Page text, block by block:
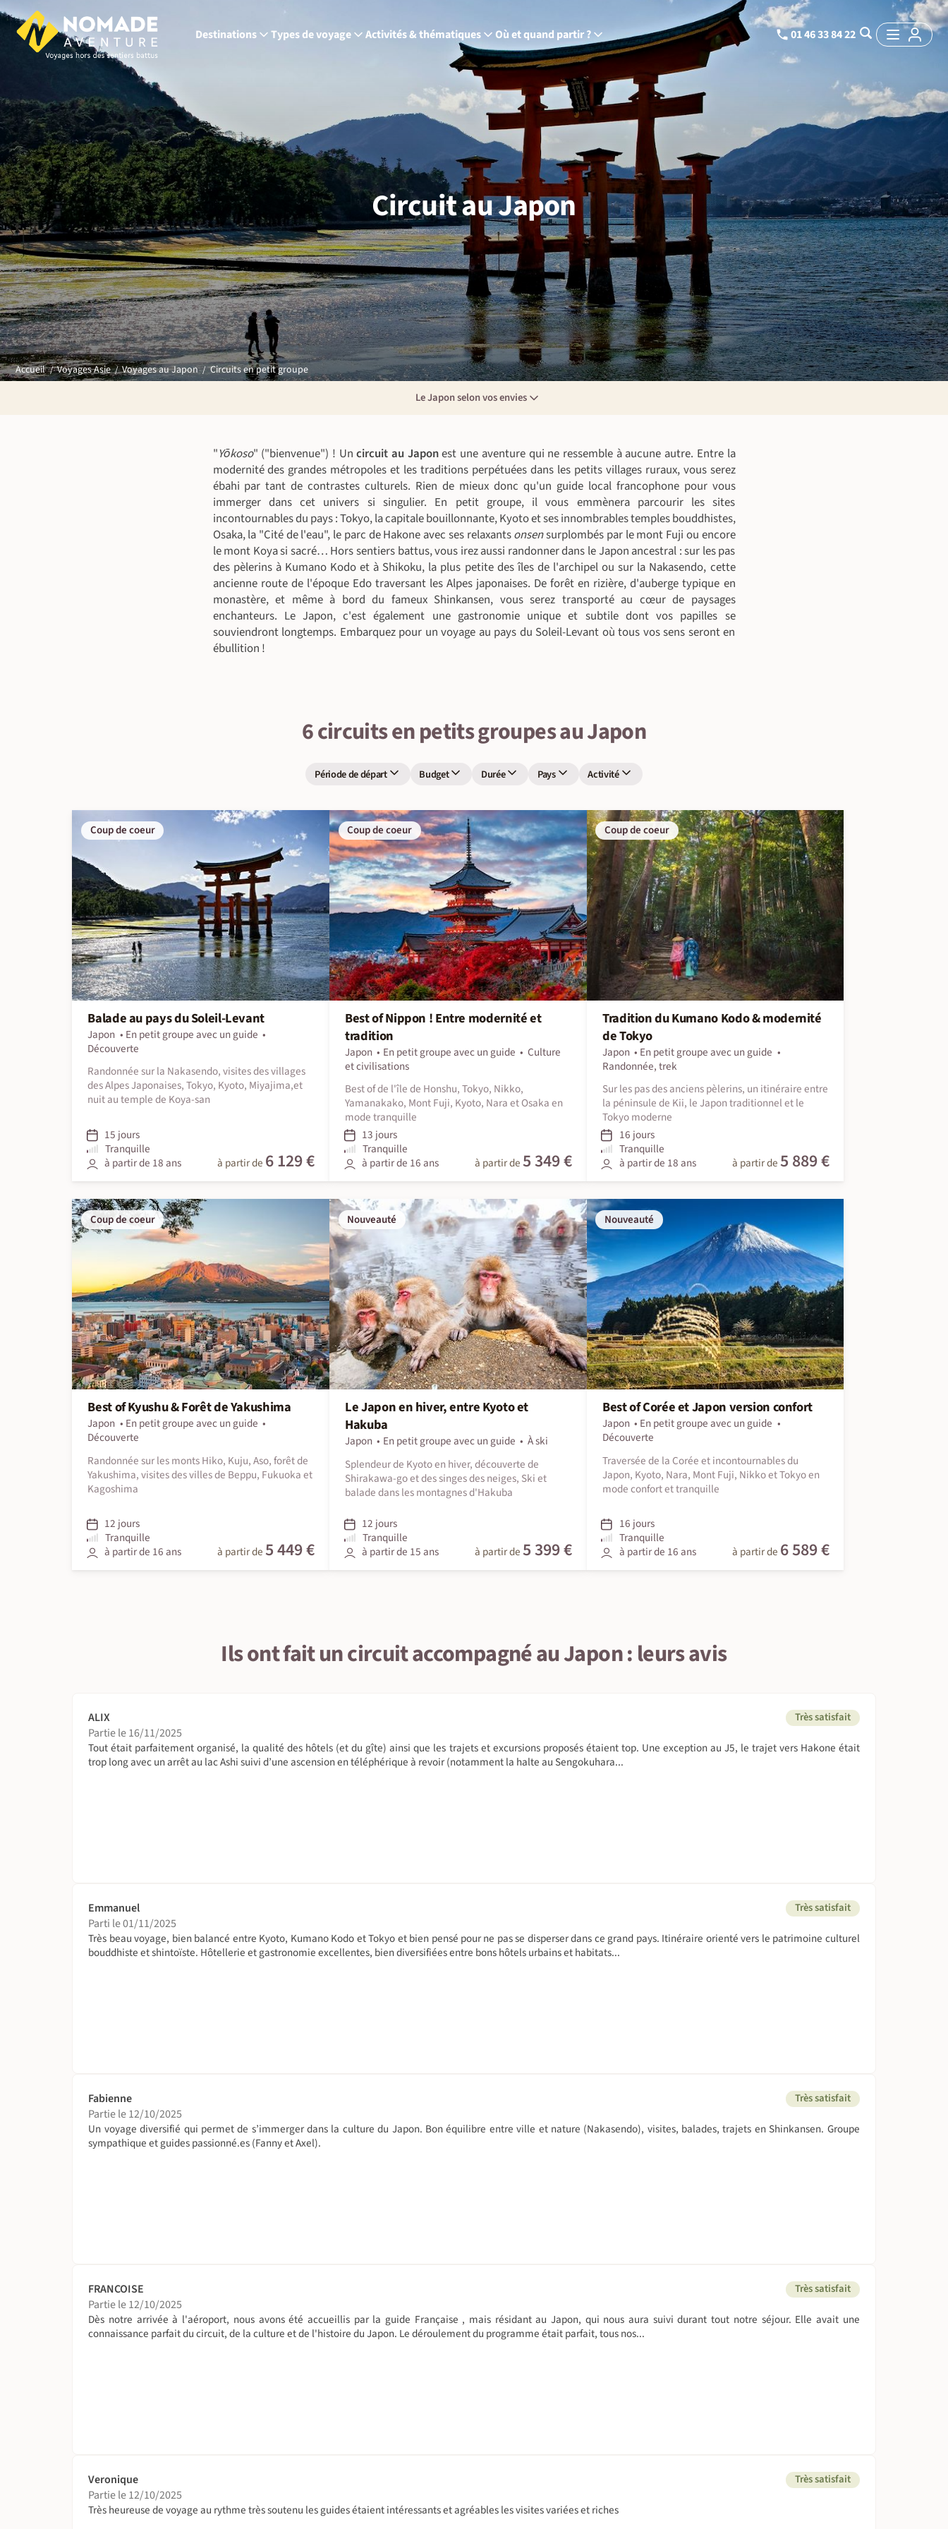
Destinations Types de voyage Activités & thématiques Où et quand partir ? 01 46 33 84 22
Circuit au Japon
Accueil Voyages Asie Voyages au Japon Circuits en petit groupe
Le Japon selon vos envies
"Yōkoso" ("bienvenue") ! Uncircuit au Japonest une aventure qui ne ressemble à aucune autre. Entre la
modernité des grandes métropoles et les traditions perpétuées dans les petits villages ruraux, vous serez
ébahi par tant de contrastes culturels. Rien de mieux donc qu'un guide local francophone pour vous
immerger dans cet univers si singulier. En petit groupe, il vous emmènera parcourir les sites
incontournables du pays : Tokyo, la capitale bouillonnante, Kyoto et ses innombrables temples bouddhistes,
Osaka, la "Cité de l'eau", le parc de Hakone avec ses relaxantsonsensurplombés par le mont Fuji ou encore
le mont Koya si sacré… Hors sentiers battus, vous irez aussi randonner dans le Japon ancestral : sur les pas
des pèlerins à Kumano Kodo et à Shikoku, la plus petite des îles de l'archipel ou sur la Nakasendo, cette
ancienne route de l'époque Edo traversant les Alpes japonaises. De forêt en rizière, d'auberge typique en
monastère, et même à bord du fameux Shinkansen, vous serez transporté au cœur de paysages
enchanteurs. Le Japon, c'est également une gastronomie unique et subtile dont vos papilles se
souviendront longtemps. Embarquez pour un voyage au pays du Soleil-Levant où tous vos sens seront en
ébullition !
6 circuits en petits groupes au Japon
Période de départ Budget Durée Pays Activité
Coup de coeur
Balade au pays du Soleil-Levant
Japon
En petit groupe avec un guide
Découverte
Randonnée sur la Nakasendo, visites des villages
des Alpes Japonaises, Tokyo, Kyoto, Miyajima,et
nuit au temple de Koya-san
15 jours
Tranquille
à partir de 18 ans
à partir de 6 129 €
Coup de coeur
Best of Nippon ! Entre modernité et
tradition
Japon En petit groupe avec un guide
Culture
et civilisations
Best of de l'île de Honshu, Tokyo, Nikko,
Yamanakako, Mont Fuji, Kyoto, Nara et Osaka en
mode tranquille
13 jours
Tranquille
à partir de 16 ans
à partir de 5 349 €
Coup de coeur
Tradition du Kumano Kodo & modernité
de Tokyo
Japon
En petit groupe avec un guide
Randonnée, trek
Sur les pas des anciens pèlerins, un itinéraire entre
la péninsule de Kii, le Japon traditionnel et le
Tokyo moderne
16 jours
Tranquille
à partir de 18 ans
à partir de 5 889 €
Coup de coeur
Best of Kyushu & Forêt de Yakushima
Japon
En petit groupe avec un guide
Découverte
Randonnée sur les monts Hiko, Kuju, Aso, forêt de
Yakushima, visites des villes de Beppu, Fukuoka et
Kagoshima
12 jours
Tranquille
à partir de 16 ans
à partir de 5 449 €
Nouveauté
Le Japon en hiver, entre Kyoto et
Hakuba
Japon En petit groupe avec un guide
À ski
Splendeur de Kyoto en hiver, découverte de
Shirakawa-go et des singes des neiges, Ski et
balade dans les montagnes d'Hakuba
12 jours
Tranquille
à partir de 15 ans
à partir de 5 399 €
Nouveauté
Best of Corée et Japon version confort
Japon
En petit groupe avec un guide
Découverte
Traversée de la Corée et incontournables du
Japon, Kyoto, Nara, Mont Fuji, Nikko et Tokyo en
mode confort et tranquille
16 jours
Tranquille
à partir de 16 ans
à partir de 6 589 €
Ils ont fait un circuit accompagné au Japon : leurs avis
Très satisfait
ALIX
Partie le 16/11/2025
Tout était parfaitement organisé, la qualité des hôtels (et du gîte) ainsi que les trajets et excursions proposés étaient top. Une exception au J5, le trajet vers Hakone était
trop long avec un arrêt au lac Ashi suivi d’une ascension en téléphérique à revoir (notamment la halte au Sengokuhara...
Très satisfait
Emmanuel
Parti le 01/11/2025
Très beau voyage, bien balancé entre Kyoto, Kumano Kodo et Tokyo et bien pensé pour ne pas se disperser dans ce grand pays. Itinéraire orienté vers le patrimoine culturel
bouddhiste et shintoïste. Hôtellerie et gastronomie excellentes, bien diversifiées entre bons hôtels urbains et habitats...
Très satisfait
Fabienne
Partie le 12/10/2025
Un voyage diversifié qui permet de s’immerger dans la culture du Japon. Bon équilibre entre ville et nature (Nakasendo), visites, balades, trajets en Shinkansen. Groupe
sympathique et guides passionné.es (Fanny et Axel).
Très satisfait
FRANCOISE
Partie le 12/10/2025
Dès notre arrivée à l'aéroport, nous avons été accueillis par la guide Française , mais résidant au Japon, qui nous aura suivi durant tout notre séjour. Elle avait une
connaissance parfait du circuit, de la culture et de l'histoire du Japon. Le déroulement du programme était parfait, tous nos...
Très satisfait
Veronique
Partie le 12/10/2025
Très heureuse de voyage au rythme très soutenu les guides étaient intéressants et agréables les visites variées et riches